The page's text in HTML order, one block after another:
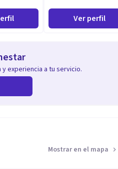
Ver perfil
experiencia a tu servicio.
Mostrar en el mapa